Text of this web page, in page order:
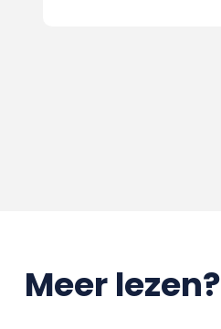
Meer lezen?